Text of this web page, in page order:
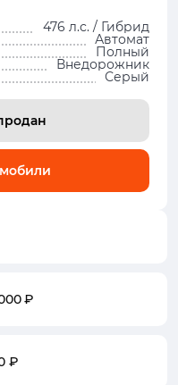
476 л.с. / Гибрид
Автомат
Полный
Внедорожник
Серый
₽
₽